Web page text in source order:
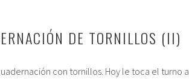
DE TORNILLOS (II)
con tornillos. Hoy le toca el turno a